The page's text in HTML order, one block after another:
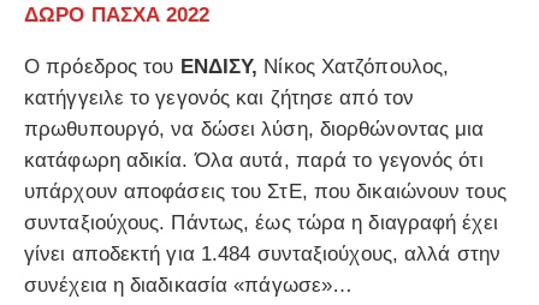
ΔΩΡΟ ΠΑΣΧΑ 2022
Ο πρόεδρος του ΕΝΔΙΣΥ, Νίκος Χατζόπουλος,
κατήγγειλε το γεγονός και ζήτησε από τον
πρωθυπουργό, να δώσει λύση, διορθώνοντας μια
κατάφωρη αδικία. Όλα αυτά, παρά το γεγονός ότι
υπάρχουν αποφάσεις του ΣτΕ, που δικαιώνουν τους
συνταξιούχους. Πάντως, έως τώρα η διαγραφή έχει
γίνει αποδεκτή για 1.484 συνταξιούχους, αλλά στην
συνέχεια η διαδικασία «πάγωσε»…